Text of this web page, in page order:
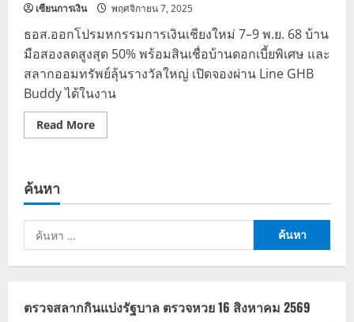
เซียนการเงิน พฤศจิกายน 7, 2025
ธอส.ออกโปรมหกรรมการเงินเชียงใหม่ 7–9 พ.ย. 68 บ้าน
มือสองลดสูงสุด 50% พร้อมสินเชื่อบ้านดอกเบี้ยพิเศษ และ
สลากออมทรัพย์ลุ้นรางวัลใหญ่ เปิดจองผ่าน Line GHB
Buddy ได้ในงาน
Read MoreRead
more
การ
เชียงใหม่
มือ
ลด
พิเศษ
ค้นหา
ค้นหา
สำหรับ:
ตรวจสลากกินแบ่งรัฐบาล ตรวจหวย 16 สิงหาคม 2569